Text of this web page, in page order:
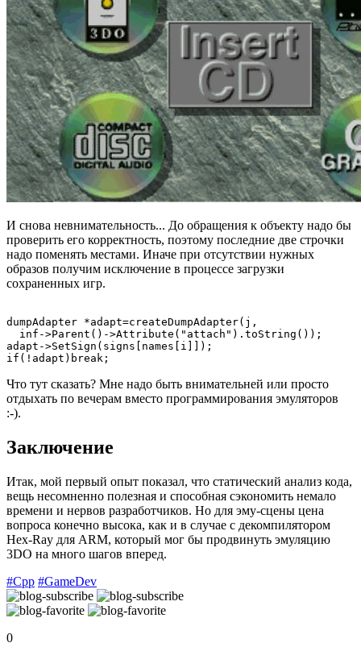
И снова невнимательность... До обращения к объекту надо бы
проверить его корректность, поэтому последние две строчки
надо поменять местами. Иначе при отсутствии нужных
образов получим исключение в процессе загрузки
сохраненных игр.
dumpAdapter *adapt=createDumpAdapter(j,
  inf->Parent()->Attribute("attach").toString());
adapt->SetSign(signs[names[i]]);
if(!adapt)break;
Что тут сказать? Мне надо быть внимательней или просто
отдыхать по вечерам вместо программирования эмуляторов
:-).
Заключение
Итак, мой первый опыт показал, что статический анализ кода,
вещь несомненно полезная и способная сэкономить немало
времени и нервов разработчиков. Но для эму-сцены цена
вопроса конечно высока, как и в случае с декомпилятором
Hex-Ray для ARM, который мог бы продвинуть эмуляцию
3DO на много шагов вперед.
#Cpp #GameDev
0